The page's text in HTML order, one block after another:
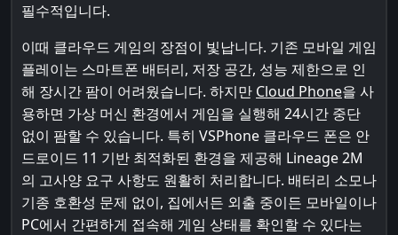
필수적입니다.
이때 클라우드 게임의 장점이 빛납니다. 기존 모바일 게임
플레이는 스마트폰 배터리, 저장 공간, 성능 제한으로 인
해 장시간 팜이 어려웠습니다. 하지만 Cloud Phone을 사
용하면 가상 머신 환경에서 게임을 실행해 24시간 중단
없이 팜할 수 있습니다. 특히 VSPhone 클라우드 폰은 안
드로이드 11 기반 최적화된 환경을 제공해 Lineage 2M
의 고사양 요구 사항도 원활히 처리합니다. 배터리 소모나
기종 호환성 문제 없이, 집에서든 외출 중이든 모바일이나
PC에서 간편하게 접속해 게임 상태를 확인할 수 있다는